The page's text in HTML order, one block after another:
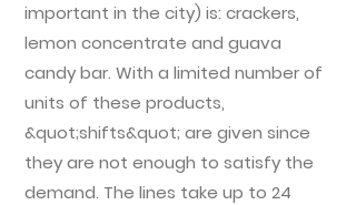
important in the city) is: crackers,
lemon concentrate and guava
candy bar. With a limited number of
units of these products,
&quot;shifts&quot; are given since
they are not enough to satisfy the
demand. The lines take up to 24